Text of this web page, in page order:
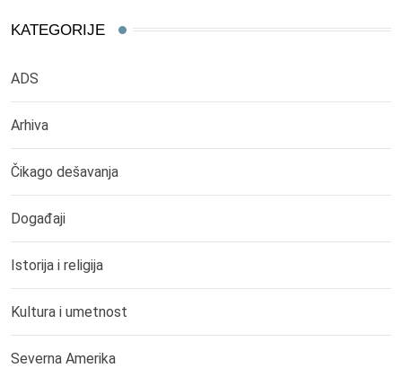
KATEGORIJE
ADS
Arhiva
Čikago dešavanja
Događaji
Istorija i religija
Kultura i umetnost
Severna Amerika